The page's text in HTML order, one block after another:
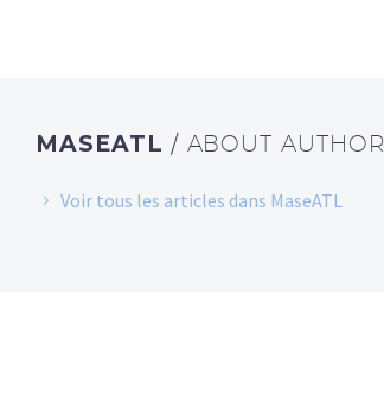
MASEATL / ABOUT AUTHOR
Voir tous les articles dans MaseATL